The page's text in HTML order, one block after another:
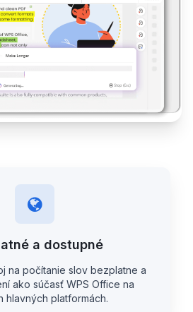
a dostupné
na počítanie slov bezplatne a
ako súčasť WPS Office na
hlavných platformách.